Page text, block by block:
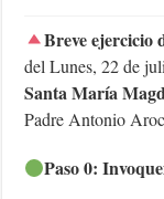
Breve ejercicio
del Lunes, 22 de
Santa María
Padre Antonio
Paso 0: